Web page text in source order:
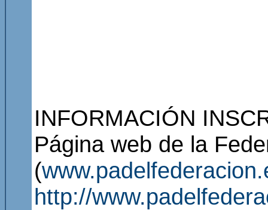
INFORMACIÓN
Página web de la
(
http://